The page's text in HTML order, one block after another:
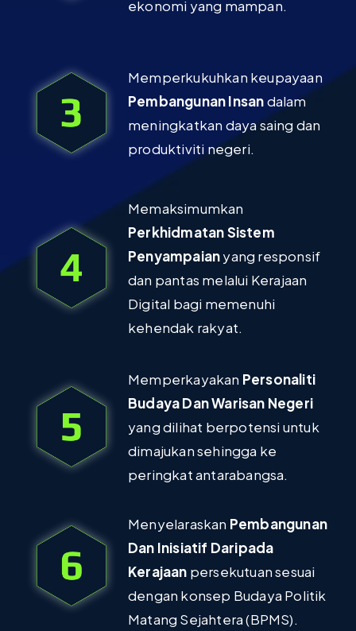
ekonomi yang mampan.
Memperkukuhkan keupayaan
Pembangunan Insandalam
meningkatkan daya saing dan
produktiviti negeri.
Memaksimumkan
Perkhidmatan Sistem
Penyampaianyang responsif
dan pantas melalui Kerajaan
Digital bagi memenuhi
kehendak rakyat.
Memperkayakan Personaliti
Budaya Dan Warisan Negeri
yang dilihat berpotensi untuk
dimajukan sehingga ke
peringkat antarabangsa.
Menyelaraskan Pembangunan
Dan Inisiatif Daripada
Kerajaan persekutuan sesuai
dengan konsep Budaya Politik
Matang Sejahtera (BPMS).